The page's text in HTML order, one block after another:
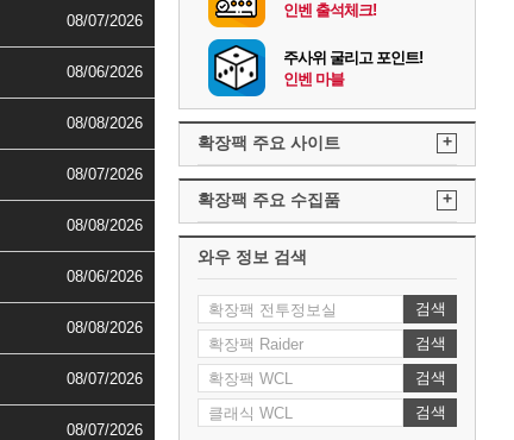
08/07/2026
08/06/2026
08/08/2026
08/07/2026
08/08/2026
08/06/2026
08/08/2026
08/07/2026
08/07/2026
인벤 출석체크!
주사위 굴리고 포인트!
인벤 마블
확장팩 주요 사이트 +
확장팩 주요 수집품 +
와우 정보 검색
검색
검색
검색
검색